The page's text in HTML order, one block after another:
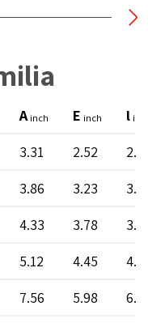
A inch E inch l
3.31 2.52
2.6
3.86 3.23
4.33 3.78
5.12 4.45
7.56 5.98